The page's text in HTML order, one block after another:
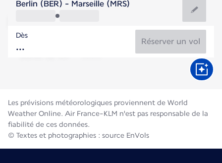
France
Marseille
France
Durée du vol
Berlin (BER) - Marseille (MRS)
Dès
Réserver un vol
Les prévisions météorologiques proviennent de World
Weather Online. Air France-KLM n'est pas responsable de la
fiabilité de ces données.
© Textes et photographies : source EnVols